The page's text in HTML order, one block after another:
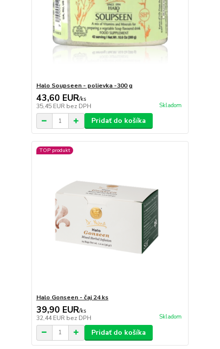
Halo Soupseen - polievka -300 g
43,60 EUR/ks
35,45 EUR bez DPH Skladom
Pridať do košíka
TOP produkt
Halo Gonseen - čaj 24 ks
39,90 EUR/ks
32,44 EUR bez DPH Skladom
Pridať do košíka